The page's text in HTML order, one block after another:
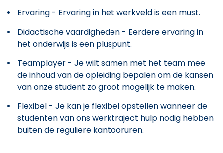
Ervaring - Ervaring in het werkveld is een must.
Didactische vaardigheden - Eerdere ervaring in
het onderwijs is een pluspunt.
Teamplayer - Je wilt samen met het team mee
de inhoud van de opleiding bepalen om de kansen
van onze student zo groot mogelijk te maken.
Flexibel - Je kan je flexibel opstellen wanneer de
studenten van ons werktraject hulp nodig hebben
buiten de reguliere kantooruren.